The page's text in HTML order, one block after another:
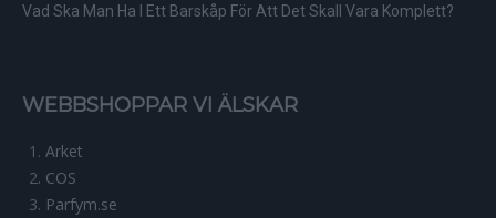
Vad Ska Man Ha I Ett Barskåp För Att Det Skall Vara Komplett?
WEBBSHOPPAR VI ÄLSKAR
Arket
COS
Parfym.se